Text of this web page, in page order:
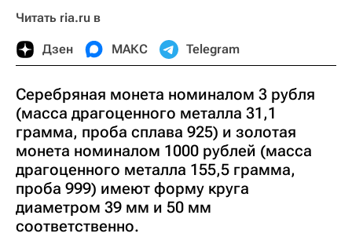
Читать ria.ru в
Дзен МАКС Telegram
Серебряная монета номиналом 3 рубля
(масса драгоценного металла 31,1
грамма, проба сплава 925) и золотая
монета номиналом 1000 рублей (масса
драгоценного металла 155,5 грамма,
проба 999) имеют форму круга
диаметром 39 мм и 50 мм
соответственно.